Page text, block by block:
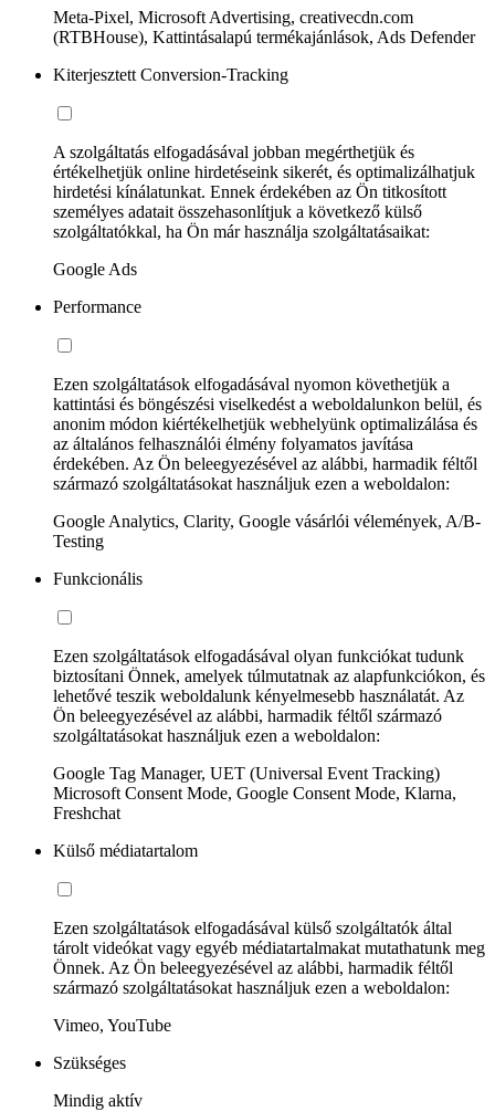
Meta-Pixel, Microsoft Advertising, creativecdn.com
(RTBHouse), Kattintásalapú termékajánlások, Ads Defender
Kiterjesztett Conversion-Tracking
A szolgáltatás elfogadásával jobban megérthetjük és
értékelhetjük online hirdetéseink sikerét, és optimalizálhatjuk
hirdetési kínálatunkat. Ennek érdekében az Ön titkosított
személyes adatait összehasonlítjuk a következő külső
szolgáltatókkal, ha Ön már használja szolgáltatásaikat:
Google Ads
Performance
Ezen szolgáltatások elfogadásával nyomon követhetjük a
kattintási és böngészési viselkedést a weboldalunkon belül, és
anonim módon kiértékelhetjük webhelyünk optimalizálása és
az általános felhasználói élmény folyamatos javítása
érdekében. Az Ön beleegyezésével az alábbi, harmadik féltől
származó szolgáltatásokat használjuk ezen a weboldalon:
Google Analytics, Clarity, Google vásárlói vélemények, A/B-
Testing
Funkcionális
Ezen szolgáltatások elfogadásával olyan funkciókat tudunk
biztosítani Önnek, amelyek túlmutatnak az alapfunkciókon, és
lehetővé teszik weboldalunk kényelmesebb használatát. Az
Ön beleegyezésével az alábbi, harmadik féltől származó
szolgáltatásokat használjuk ezen a weboldalon:
Google Tag Manager, UET (Universal Event Tracking)
Microsoft Consent Mode, Google Consent Mode, Klarna,
Freshchat
Külső médiatartalom
Ezen szolgáltatások elfogadásával külső szolgáltatók által
tárolt videókat vagy egyéb médiatartalmakat mutathatunk meg
Önnek. Az Ön beleegyezésével az alábbi, harmadik féltől
származó szolgáltatásokat használjuk ezen a weboldalon:
Vimeo, YouTube
Szükséges
Mindig aktív